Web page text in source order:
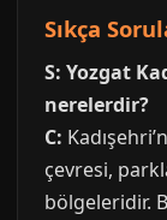
Sıkça
S: Yozgat
nerelerdir?
C:
çevresi,
bölgeleridir.